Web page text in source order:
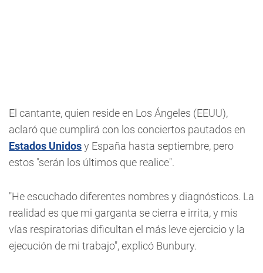
El cantante, quien reside en Los Ángeles (EEUU),
aclaró que cumplirá con los conciertos pautados en
Estados Unidosy España hasta septiembre, pero
estos "serán los últimos que realice".
"He escuchado diferentes nombres y diagnósticos. La
realidad es que mi garganta se cierra e irrita, y mis
vías respiratorias dificultan el más leve ejercicio y la
ejecución de mi trabajo", explicó Bunbury.